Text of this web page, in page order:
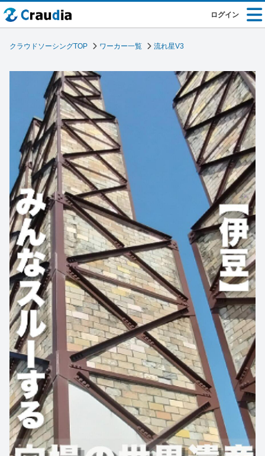
ログイン
クラウドソーシングTOP ワーカー一覧 流れ星V3